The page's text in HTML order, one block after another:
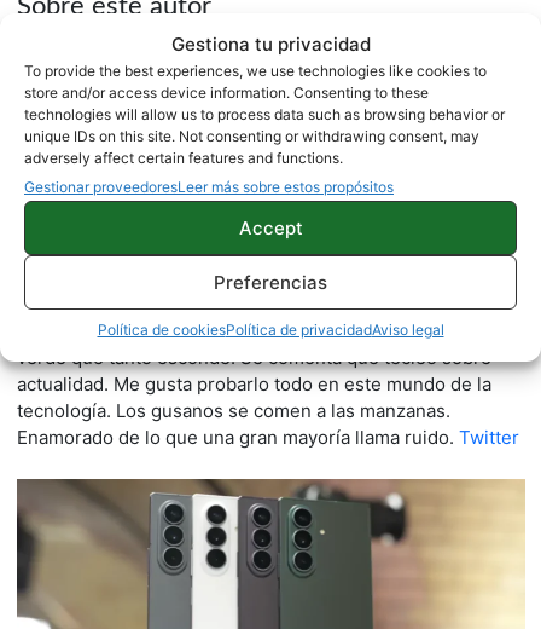
Gestiona tu privacidad
To provide the best experiences, we use technologies like cookies to
store and/or access device information. Consenting to these
technologies will allow us to process data such as browsing behavior or
unique IDs on this site. Not consenting or withdrawing consent, may
adversely affect certain features and functions.
Gestionar proveedoresLeer más sobre estos propósitos
Accept
Preferencias
Política de cookiesPolítica de privacidadAviso legal
Sobre este autor
Quelian Sanz
11059 artículos publicados en ProAndroid desde 2020.
Redactor en Pro Android | Apasionado de ese Androide
verde que tanto esconde. Se comenta que tecleo sobre
actualidad. Me gusta probarlo todo en este mundo de la
tecnología. Los gusanos se comen a las manzanas.
Enamorado de lo que una gran mayoría llama ruido. Twitter